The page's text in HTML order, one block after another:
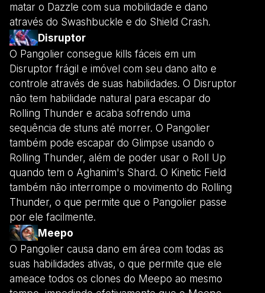
matar o Dazzle com sua mobilidade e dano
através do Swashbuckle e do Shield Crash.
Disruptor
O Pangolier consegue kills fáceis em um
Disruptor frágil e imóvel com seu dano alto e
controle através de suas habilidades. O Disruptor
não tem habilidade natural para escapar do
Rolling Thunder e acaba sofrendo uma
sequência de stuns até morrer. O Pangolier
também pode escapar do Glimpse usando o
Rolling Thunder, além de poder usar o Roll Up
quando tem o Aghanim's Shard. O Kinetic Field
também não interrompe o movimento do Rolling
Thunder, o que permite que o Pangolier passe
por ele facilmente.
Meepo
O Pangolier causa dano em área com todas as
suas habilidades ativas, o que permite que ele
ameace todos os clones do Meepo ao mesmo